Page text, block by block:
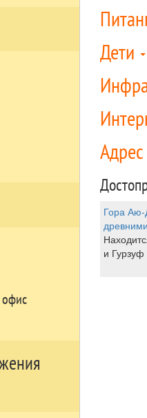
офис
Дети
Адрес
Гора Аю-
и Гурзуф